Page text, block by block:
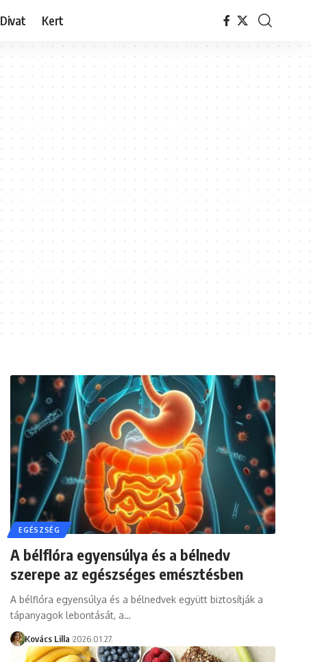
Divat Kert
EGÉSZSÉG
A bélflóra egyensúlya és a bélnedv
szerepe az egészséges emésztésben
A bélflóra egyensúlya és a bélnedvek együtt biztosítják a
tápanyagok lebontását, a…
Kovács Lilla 2026.01.27.